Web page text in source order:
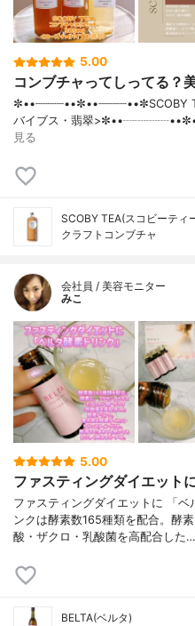
5.00
コンブチャってしってる？
✼••┈┈┈┈••✼••┈┈┈┈••✼SCOBY
バイブス・翡翠
見る
SCOBY TEA(スコビーティ
クラフトコンブチャ
会社員 / 美容モニター
みこ
5.00
ファスティングダイエット
ファスティングダイエットに 「ベ
ンクは酵素数165種類を配合。酵
酸・ザクロ・乳酸菌を高配合した…
BELTA(ベルタ)